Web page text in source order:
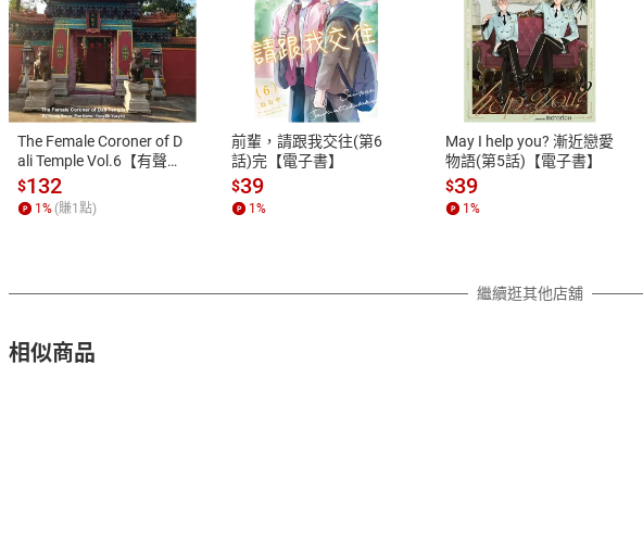
付款方式
ATM轉帳、信用卡、LINE PAY、AFTEE
退換貨規範
本店是否提供消費者保護法七日猶
之權利，遽消費者保護法及通訊交
除權合理例外情事適用準則，依商
質各有不同規定。詳細退換貨說明
照各商品說明。
The Female Coroner of D
ali Temple Vol.6【有聲
書】
$132
1 % (賺1 點)
前輩，請跟我交往(第6
話)完【電子書】
$39
1 %
May I help you? 漸近戀愛
物語(第5話)【電子書】
$39
1 %
繼續逛其他店舖
相似商品